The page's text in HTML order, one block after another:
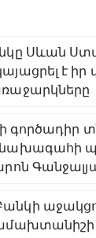
Սևան
է իր
գործադիր
նախագահի